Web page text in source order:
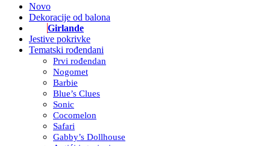
Novo
Dekoracije od balona
Girlande
Jestive pokrivke
Tematski rođendani
Prvi rođendan
Nogomet
Barbie
Blue’s Clues
Sonic
Cocomelon
Safari
Gabby’s Dollhouse